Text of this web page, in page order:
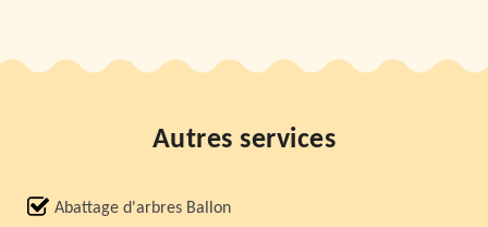
Autres services
Abattage d'arbres Ballon